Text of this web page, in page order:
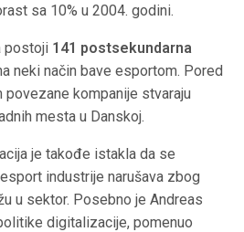
sa 10% u 2004. godini.
postoji 141 postsekundarna
neki način bave esportom. Pored
kompanije stvaraju
mesta u Danskoj.
je takođe istakla da se
industrije narušava zbog
u sektor. Posebno je Andreas
digitalizacije, pomenuo